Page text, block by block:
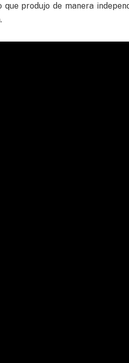
que produjo de manera